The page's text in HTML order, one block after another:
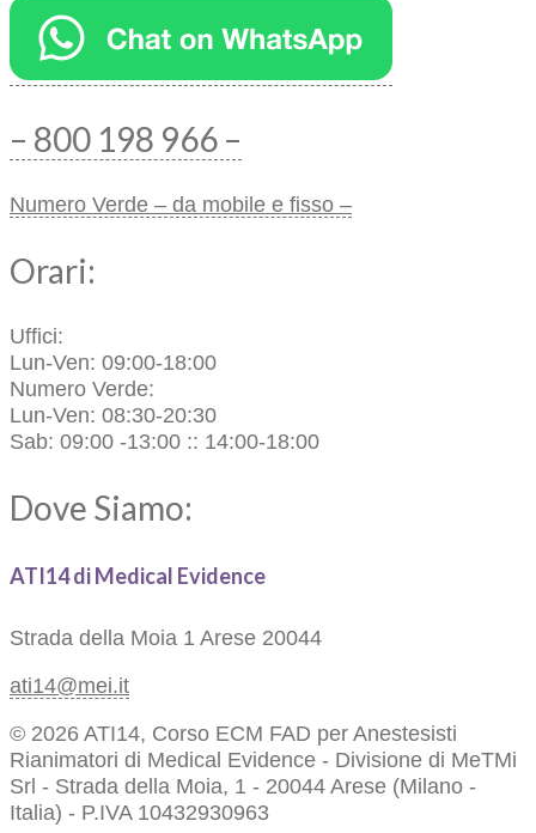
– 800 198 966 –
Numero Verde – da mobile e fisso –
Orari:
Uffici:
Lun-Ven: 09:00-18:00
Numero Verde:
Lun-Ven: 08:30-20:30
Sab: 09:00 -13:00 :: 14:00-18:00
Dove Siamo:
ATI14 di Medical Evidence
Strada della Moia 1 Arese 20044
ati14@mei.it
© 2026 ATI14, Corso ECM FAD per Anestesisti
Rianimatori di Medical Evidence - Divisione di MeTMi
Srl - Strada della Moia, 1 - 20044 Arese (Milano -
Italia) - P.IVA 10432930963